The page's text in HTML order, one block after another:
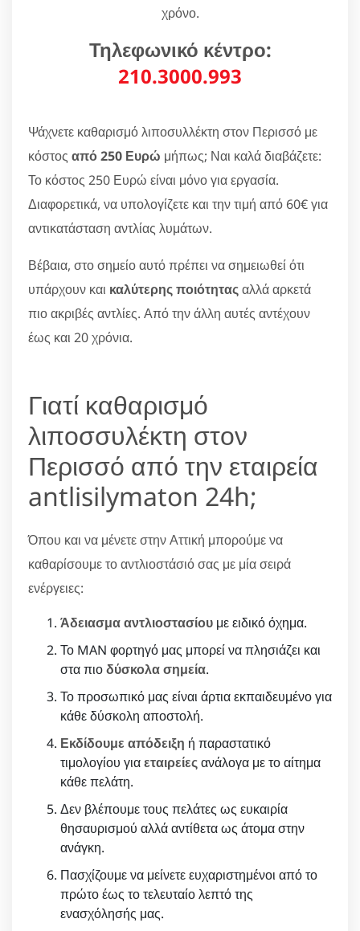
χρόνο.
Τηλεφωνικό κέντρο:
210.3000.993
Ψάχνετε καθαρισμό λιποσυλλέκτη στον Περισσό με
κόστος από 250 Ευρώ μήπως; Ναι καλά διαβάζετε:
Το κόστος 250 Ευρώ είναι μόνο για εργασία.
Διαφορετικά, να υπολογίζετε και την τιμή από 60€ για
αντικατάσταση αντλίας λυμάτων.
Βέβαια, στο σημείο αυτό πρέπει να σημειωθεί ότι
υπάρχουν και καλύτερης ποιότηταςαλλά αρκετά
πιο ακριβές αντλίες. Από την άλλη αυτές αντέχουν
έως και 20 χρόνια.
Γιατί καθαρισμό
λιποσσυλέκτη στον
Περισσό από την εταιρεία
antlisilymaton 24h;
Όπου και να μένετε στην Αττική μπορούμε να
καθαρίσουμε το αντλιοστάσιό σας με μία σειρά
ενέργειες:
Άδειασμα αντλιοστασίου με ειδικό όχημα.
Το MAN φορτηγό μας μπορεί να πλησιάζει και
στα πιοδύσκολα σημεία.
Το προσωπικό μας είναι άρτια εκπαιδευμένο για
κάθε δύσκολη αποστολή.
Εκδίδουμε απόδειξη ή παραστατικό
τιμολογίου γιαεταιρείεςανάλογα με το αίτημα
κάθε πελάτη.
Δεν βλέπουμε τους πελάτες ως ευκαιρία
θησαυρισμού αλλά αντίθετα ως άτομα στην
ανάγκη.
Πασχίζουμε να μείνετε ευχαριστημένοι από το
πρώτο έως το τελευταίο λεπτό της
ενασχόλησής μας.